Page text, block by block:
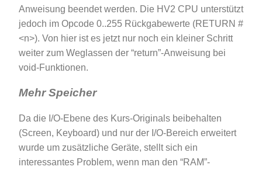
Anweisung beendet werden. Die HV2 CPU unterstützt
jedoch im Opcode 0..255 Rückgabewerte (RETURN #
<n>). Von hier ist es jetzt nur noch ein kleiner Schritt
weiter zum Weglassen der “return”-Anweisung bei
void-Funktionen.
Mehr Speicher
Da die I/O-Ebene des Kurs-Originals beibehalten
(Screen, Keyboard) und nur der I/O-Bereich erweitert
wurde um zusätzliche Geräte, stellt sich ein
interessantes Problem, wenn man den “RAM”-